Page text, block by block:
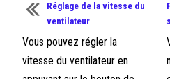
Réglage de la vitesse du
ventilateur
Vous pouvez régler la
vitesse du ventilateur en